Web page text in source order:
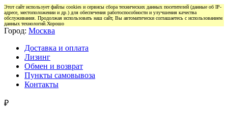
Этот сайт использует файлы cookies и сервисы сбора технических данных посетителей (данные об IP-
адресе, местоположении и др.) для обеспечения работоспособности и улучшения качества
обслуживания. Продолжая использовать наш сайт, Вы автоматически соглашаетесь с использованием
данных технологий. Хорошо
Город: Москва
Доставка и оплата
Лизинг
Обмен и возврат
Пункты самовывоза
Контакты
₽